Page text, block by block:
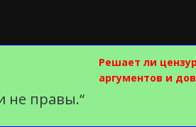
Решает ли
аргументов и
не правы.“